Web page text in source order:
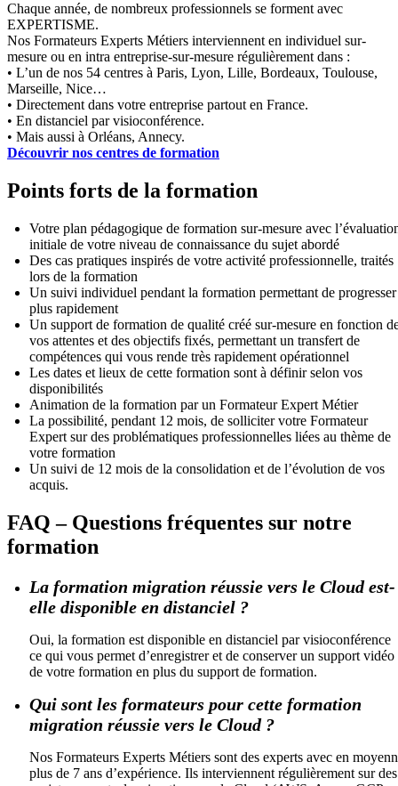
Chaque année, de nombreux professionnels se forment avec
EXPERTISME.
Nos Formateurs Experts Métiers interviennent en individuel sur-
mesure ou en intra entreprise-sur-mesure régulièrement dans :
• L’un de nos 54 centres à Paris, Lyon, Lille, Bordeaux, Toulouse,
Marseille, Nice…
• Directement dans votre entreprise partout en France.
• En distanciel par visioconférence.
• Mais aussi à Orléans, Annecy.
Découvrir nos centres de formation
Points forts de la formation
Votre plan pédagogique de formation sur-mesure avec
initiale de votre niveau de connaissance du sujet abordé
Des cas pratiques inspirés de votre activité professionnelle, traités
lors de la formation
Un suivi individuel pendant la formation permettant de progresser
plus rapidement
Un support de formation de qualité créé sur-mesure en fonction
vos attentes et des objectifs fixés, permettant un transfert de
compétences qui vous rende très rapidement opérationnel
Les dates et lieux de cette formation sont à définir selon vos
disponibilités
Animation de la formation par un Formateur Expert Métier
La possibilité, pendant 12 mois, de solliciter votre Formateur
Expert sur des problématiques professionnelles liées au thème de
votre formation
Un suivi de 12 mois de la consolidation et de l’évolution de vos
acquis.
FAQ – Questions fréquentes sur notre
formation
La formation migration réussie vers le Cloud est-
elle disponible en distanciel ?
Oui, la formation est disponible en distanciel par visioconférence
ce qui vous permet d’enregistrer et de conserver un support vidéo
de votre formation en plus du support de formation.
Qui sont les formateurs pour cette formation
migration réussie vers le Cloud ?
Nos Formateurs Experts Métiers sont des experts avec en
plus de 7 ans d’expérience. Ils interviennent régulièrement sur des